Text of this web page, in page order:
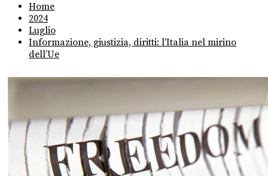
Home
2024
Luglio
Informazione, giustizia, diritti: l’Italia nel mirino
dell’Ue